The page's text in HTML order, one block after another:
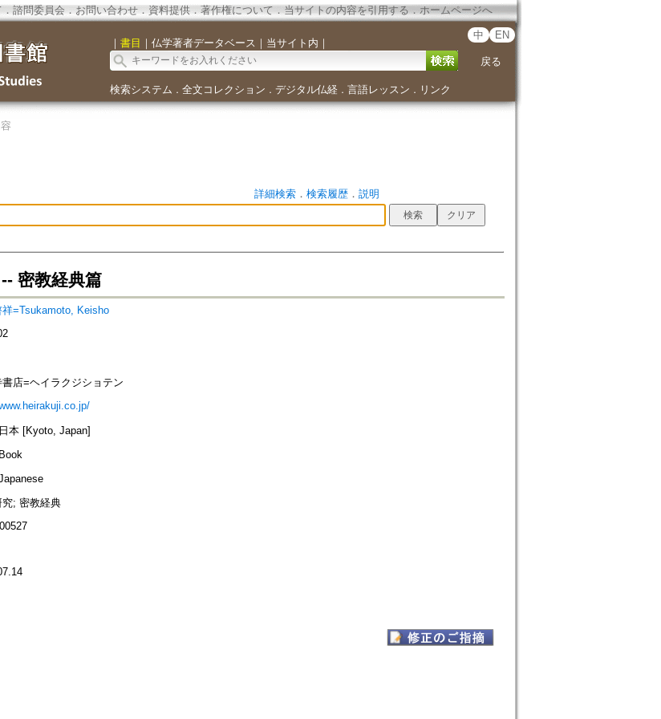
． 諮問委員会． お問い合わせ． 資料提供． 著作権について．当サイトの内容を引用する ． ホームページへ
｜ 書目 ｜ 仏学著者データベース ｜ 当サイト内 ｜
中 EN
戻る
検索システム ． 全文コレクション ． デジタル仏経． 言語レッスン ． リンク
詳細検索． 検索履歴． 説明
密教経典篇
祥=Tsukamoto, Keisho
店=ヘイラクジショテン
本 [Kyoto, Japan]
究; 密教経典